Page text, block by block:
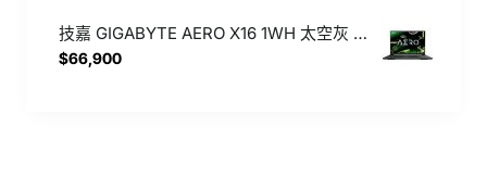
技嘉 GIGABYTE AERO X16 1WH 太空灰 直升32G記憶體 送電競耳機【Ryzen Al 7 350/RTX 5070 8G/1TB SSD/QHD+/165Hz/Win11】16吋 特仕版輕薄AI電競筆電
$66,900